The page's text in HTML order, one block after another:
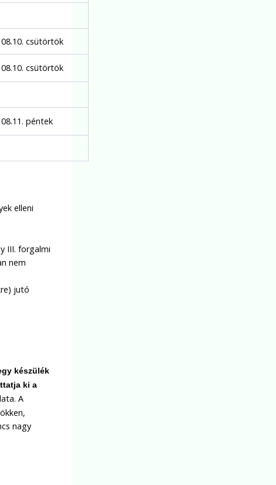
08.10. csütörtök
08.10. csütörtök
08.11. péntek
elleni
III. forgalmi
nem
jutó
készülék
ki a
A
nagy